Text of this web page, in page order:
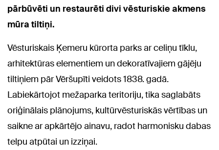
pārbūvēti un restaurēti divi vēsturiskie akmens
mūra tiltiņi.
Vēsturiskais Ķemeru kūrorta parks ar celiņu tīklu,
arhitektūras elementiem un dekoratīvajiem gājēju
tiltiņiem pār Vēršupīti veidots 1838. gadā.
Labiekārtojot mežaparka teritoriju, tika saglabāts
oriģinālais plānojums, kultūrvēsturiskās vērtības un
saikne ar apkārtējo ainavu, radot harmonisku dabas
telpu atpūtai un izziņai.